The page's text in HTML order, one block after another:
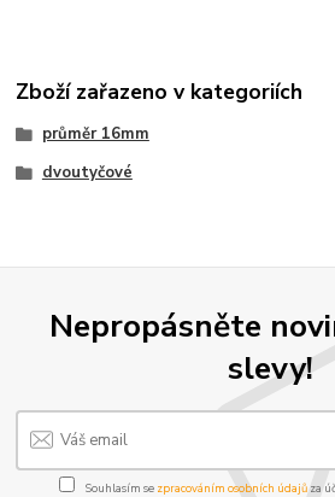
Zboží zařazeno v kategoriích
průměr 16mm
dvoutyčové
Nepropásněte
slevy!
Souhlasím se zpracováním osobních údajůza